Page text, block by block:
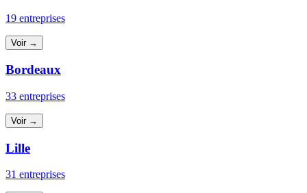
19 entreprises
Voir →
Bordeaux
33 entreprises
Voir →
Lille
31 entreprises